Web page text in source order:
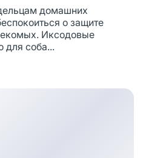
домашних
о защите
Иксодовые
для соба...